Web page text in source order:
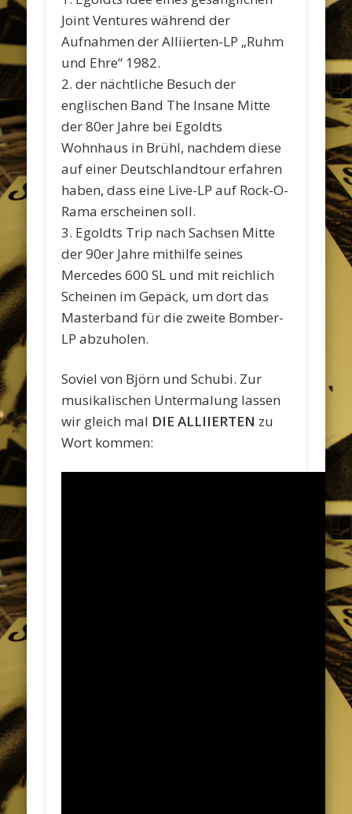
Joint Ventures während der
Aufnahmen der Alliierten-LP „Ruhm
und Ehre“ 1982.
2. der nächtliche Besuch der
englischen Band The Insane Mitte
der 80er Jahre bei Egoldts
Wohnhaus in Brühl, nachdem diese
auf einer Deutschlandtour erfahren
haben, dass eine Live-LP auf Rock-O-
Rama erscheinen soll.
3. Egoldts Trip nach Sachsen Mitte
der 90er Jahre mithilfe seines
Mercedes 600 SL und mit reichlich
Scheinen im Gepäck, um dort das
Masterband für die zweite Bomber-
LP abzuholen.
Soviel von Björn und Schubi. Zur
musikalischen Untermalung lassen
wir gleich mal DIE ALLIIERTEN zu
Wort kommen: